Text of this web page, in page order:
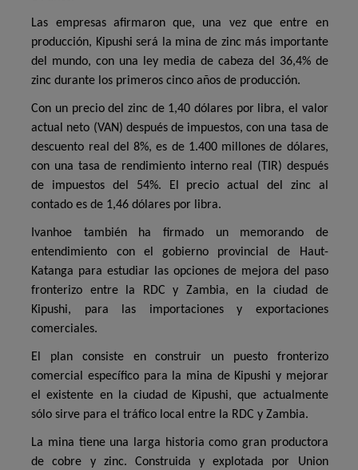
Las empresas afirmaron que, una vez que entre en
producción, Kipushi será la mina de zinc más importante
del mundo, con una ley media de cabeza del 36,4% de
zinc durante los primeros cinco años de producción.
Con un precio del zinc de 1,40 dólares por libra, el valor
actual neto (VAN) después de impuestos, con una tasa de
descuento real del 8%, es de 1.400 millones de dólares,
con una tasa de rendimiento interno real (TIR) después
de impuestos del 54%. El precio actual del zinc al
contado es de 1,46 dólares por libra.
Ivanhoe también ha firmado un memorando de
entendimiento con el gobierno provincial de Haut-
Katanga para estudiar las opciones de mejora del paso
fronterizo entre la RDC y Zambia, en la ciudad de
Kipushi, para las importaciones y exportaciones
comerciales.
El plan consiste en construir un puesto fronterizo
comercial específico para la mina de Kipushi y mejorar
el existente en la ciudad de Kipushi, que actualmente
sólo sirve para el tráfico local entre la RDC y Zambia.
La mina tiene una larga historia como gran productora
de cobre y zinc. Construida y explotada por Union